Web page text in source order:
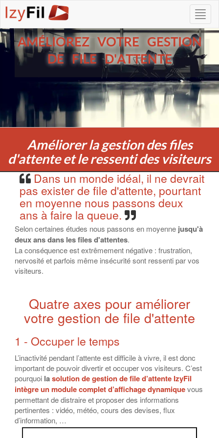
AMÉLIOREZ VOTRE GESTION
DE FILE D'ATTENTE
Améliorer la gestion des files
d'attente et le ressenti des visiteurs
Dans un monde idéal, il ne devrait
pas exister de file d'attente, pourtant
en moyenne nous passons deux
ans à faire la queue.
Selon certaines études nous passons en moyenne jusqu'à
deux ans dans les files d'attentes.
La conséquence est extrêmement négative : frustration,
nervosité et parfois même insécurité sont ressenti par vos
visiteurs.
Quatre axes pour améliorer
votre gestion de file d'attente
1 - Occuper le temps
L’inactivité pendant l’attente est difficile à vivre, il est donc
important de pouvoir divertir et occuper vos visiteurs. C’est
pourquoi lasolution de gestion de file d’attente IzyFil
intègreun module complet d’affichage dynamiquevous
permettant de distraire et proposer des informations
pertinentes : vidéo, météo, cours des devises, flux
d’information, …